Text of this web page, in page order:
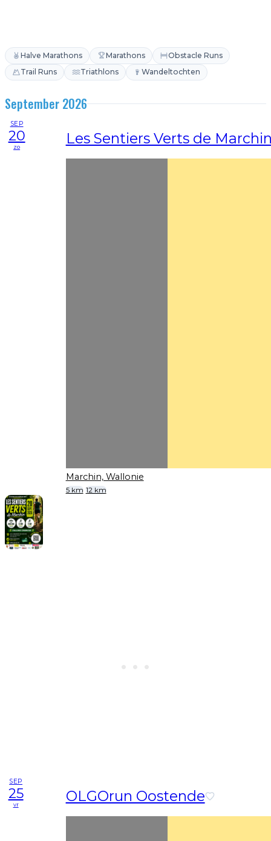
Halve Marathons Marathons
Obstacle Runs
Trail Runs
Triathlons Wandeltochten
September 2026
SEP
20
zo Les Sentiers Verts de
Marchin, Wallonie
5 km 12 km
SEP
25
vr OLGOrun Oostende